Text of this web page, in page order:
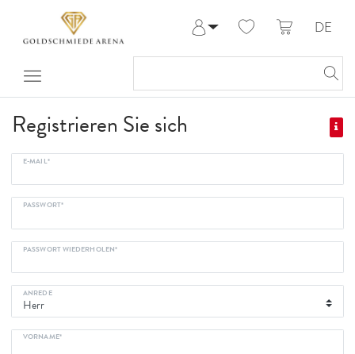
Meine Bestellungen
DE
Registrieren Sie sich
E-MAIL*
PASSWORT*
PASSWORT WIEDERHOLEN*
ANREDE
VORNAME*